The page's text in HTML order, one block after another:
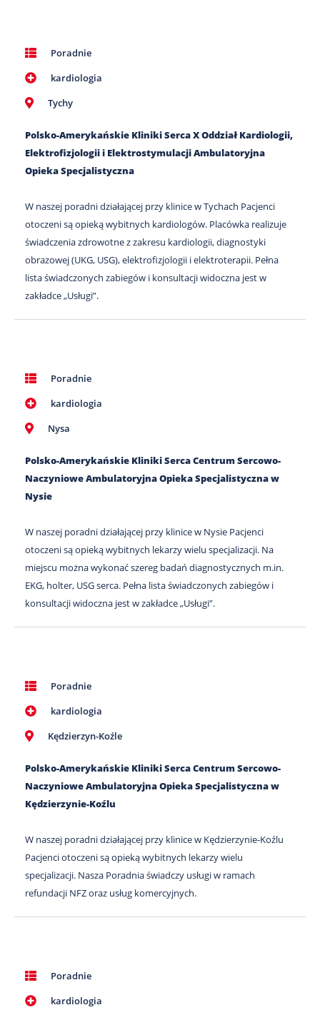
Poradnie
kardiologia
Tychy
Polsko-Amerykańskie Kliniki Serca X Oddział Kardiologii,
Elektrofizjologii i Elektrostymulacji Ambulatoryjna
Opieka Specjalistyczna
W naszej poradni działającej przy klinice w Tychach Pacjenci
otoczeni są opieką wybitnych kardiologów. Placówka realizuje
świadczenia zdrowotne z zakresu kardiologii, diagnostyki
obrazowej (UKG, USG), elektrofizjologii i elektroterapii. Pełna
lista świadczonych zabiegów i konsultacji widoczna jest w
zakładce „Usługi”.
Poradnie
kardiologia
Nysa
Polsko-Amerykańskie Kliniki Serca Centrum Sercowo-
Naczyniowe Ambulatoryjna Opieka Specjalistyczna w
Nysie
W naszej poradni działającej przy klinice w Nysie Pacjenci
otoczeni są opieką wybitnych lekarzy wielu specjalizacji. Na
miejscu można wykonać szereg badań diagnostycznych m.in.
EKG, holter, USG serca. Pełna lista świadczonych zabiegów i
konsultacji widoczna jest w zakładce „Usługi”.
Poradnie
kardiologia
Kędzierzyn-Koźle
Polsko-Amerykańskie Kliniki Serca Centrum Sercowo-
Naczyniowe Ambulatoryjna Opieka Specjalistyczna w
Kędzierzynie-Koźlu
W naszej poradni działającej przy klinice w Kędzierzynie-Koźlu
Pacjenci otoczeni są opieką wybitnych lekarzy wielu
specjalizacji. Nasza Poradnia świadczy usługi w ramach
refundacji NFZ oraz usług komercyjnych.
Poradnie
kardiologia